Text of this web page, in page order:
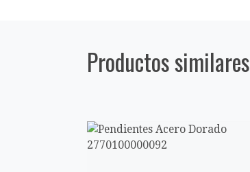
Productos similares